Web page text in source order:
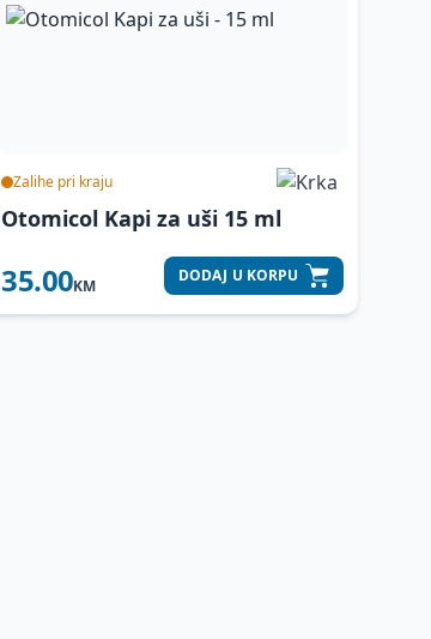
Zalihe pri kraju
Otomicol Kapi za uši 15 ml
35.00KM
DODAJ U KORPU